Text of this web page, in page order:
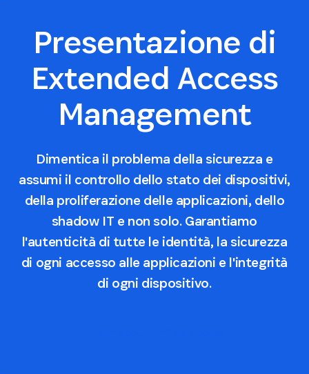
Presentazione di
Extended Access
Management
Dimentica il problema della sicurezza e
assumi il controllo dello stato dei dispositivi,
della proliferazione delle applicazioni, dello
shadow IT e non solo. Garantiamo
l'autenticità di tutte le identità, la sicurezza
di ogni accesso alle applicazioni e l'integrità
di ogni dispositivo.